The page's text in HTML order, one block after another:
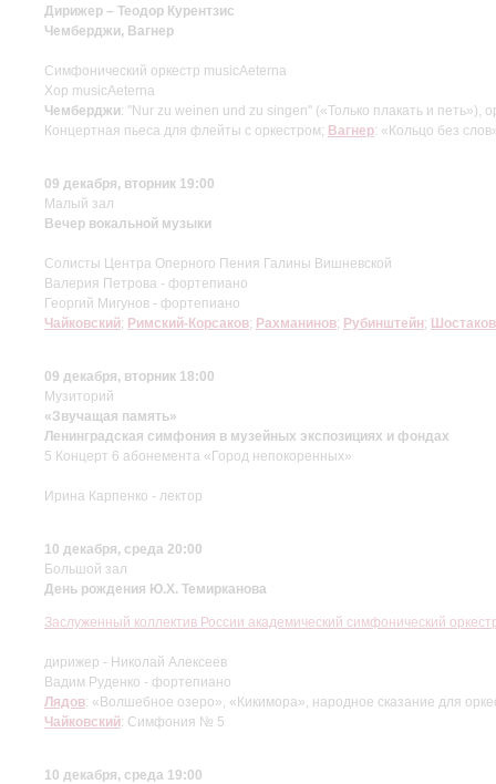
Дирижер – Теодор Курентзис
Чемберджи, Вагнер
Симфонический оркестр musicAeterna
Хор musicAeterna
Чемберджи: "Nur zu weinen und zu singen" («Только плакать и петь»),
Концертная пьеса для флейты с оркестром; Вагнер: «Кольцо без
09 декабря, вторник 19:00
Малый зал
Вечер вокальной музыки
Солисты Центра Оперного Пения Галины Вишневской
Валерия Петрова - фортепиано
Георгий Мигунов - фортепиано
Чайковский; Римский-Корсаков; Рахманинов; Рубинштейн;
09 декабря, вторник 18:00
Музиторий
«Звучащая память»
Ленинградская симфония в музейных экспозициях и фондах
5 Концерт 6 абонемента «Город непокоренных»
Ирина Карпенко - лектор
10 декабря, среда 20:00
Большой зал
День рождения Ю.Х. Темирканова
Заслуженный коллектив России академический симфонический
дирижер - Николай Алексеев
Вадим Руденко - фортепиано
Лядов: «Волшебное озеро», «Кикимора», народное сказание для
Чайковский: Симфония № 5
10 декабря, среда 19:00